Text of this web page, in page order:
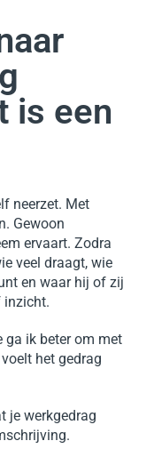
is een
neerzet. Met
Gewoon
ervaart. Zodra
veel draagt, wie
en waar hij of zij
inzicht.
ga ik beter om met
het gedrag
je werkgedrag